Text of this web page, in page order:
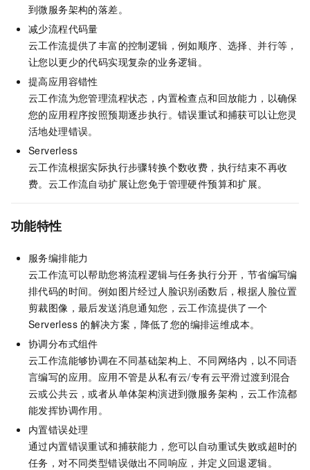
到微服务架构的落差。
减少流程代码量
云工作流提供了丰富的控制逻辑，例如顺序、选择、并行等，
让您以更少的代码实现复杂的业务逻辑。
提高应用容错性
云工作流为您管理流程状态，内置检查点和回放能力，以确保
您的应用程序按照预期逐步执行。错误重试和捕获可以让您灵
活地处理错误。
Serverless
云工作流根据实际执行步骤转换个数收费，执行结束不再收
费。 云工作流自动扩展让您免于管理硬件预算和扩展。
功能特性
服务编排能力
云工作流可以帮助您将流程逻辑与任务执行分开，节省编写编
排代码的时间。例如图片经过人脸识别函数后，根据人脸位置
剪裁图像，最后发送消息通知您， 云工作流提供了一个
Serverless 的解决方案，降低了您的编排运维成本。
协调分布式组件
云工作流能够协调在不同基础架构上、不同网络内，以不同语
言编写的应用。应用不管是从私有云/专有云平滑过渡到混合
云或公共云，或者从单体架构演进到微服务架构， 云工作流都
能发挥协调作用。
内置错误处理
通过内置错误重试和捕获能力，您可以自动重试失败或超时的
任务，对不同类型错误做出不同响应，并定义回退逻辑。